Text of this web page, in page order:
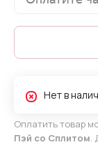
Нет в
Оплатить товар
Пэй со Сплитом.